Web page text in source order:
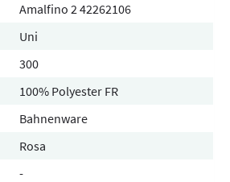
Amalfino 2 42262106
Uni
300
100% Polyester FR
Bahnenware
Rosa
-